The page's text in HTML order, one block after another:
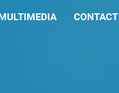
CONTACT